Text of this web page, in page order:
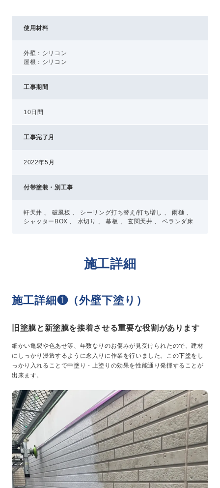
使用材料
外壁：シリコン
屋根：シリコン
工事期間
10日間
工事完了月
2022年5月
付帯塗装・別工事
軒天井 、 破風板 、 シーリング打ち替え/打ち増し 、 雨樋 、
シャッターBOX 、 水切り 、 幕板 、 玄関天井 、 ベランダ床
施工詳細
施工詳細❶（外壁下塗り）
旧塗膜と新塗膜を接着させる重要な役割があります
細かい亀裂や色あせ等、年数なりのお傷みが見受けられたので、建材
にしっかり浸透するように念入りに作業を行いました。この下塗をし
っかり入れることで中塗り・上塗りの効果を性能通り発揮することが
出来ます。